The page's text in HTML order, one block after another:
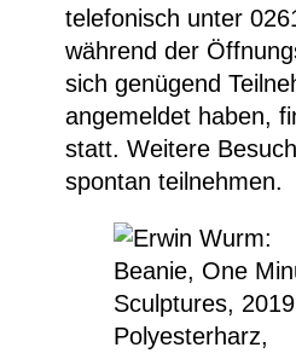
telefonisch unter
während der
sich genügend
angemeldet haben,
statt. Weitere
spontan teilnehmen.